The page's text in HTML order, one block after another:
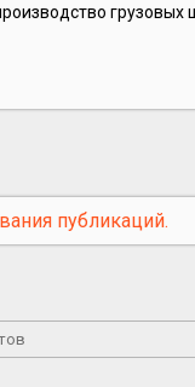
грузовых
публикаций.